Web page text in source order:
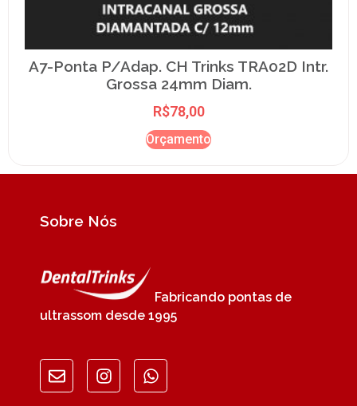
A7-Ponta P/Adap. CH Trinks TRA02D Intr.
Grossa 24mm Diam.
R$78,00
Orçamento
Sobre Nós
Fabricando pontas de
ultrassom desde 1995